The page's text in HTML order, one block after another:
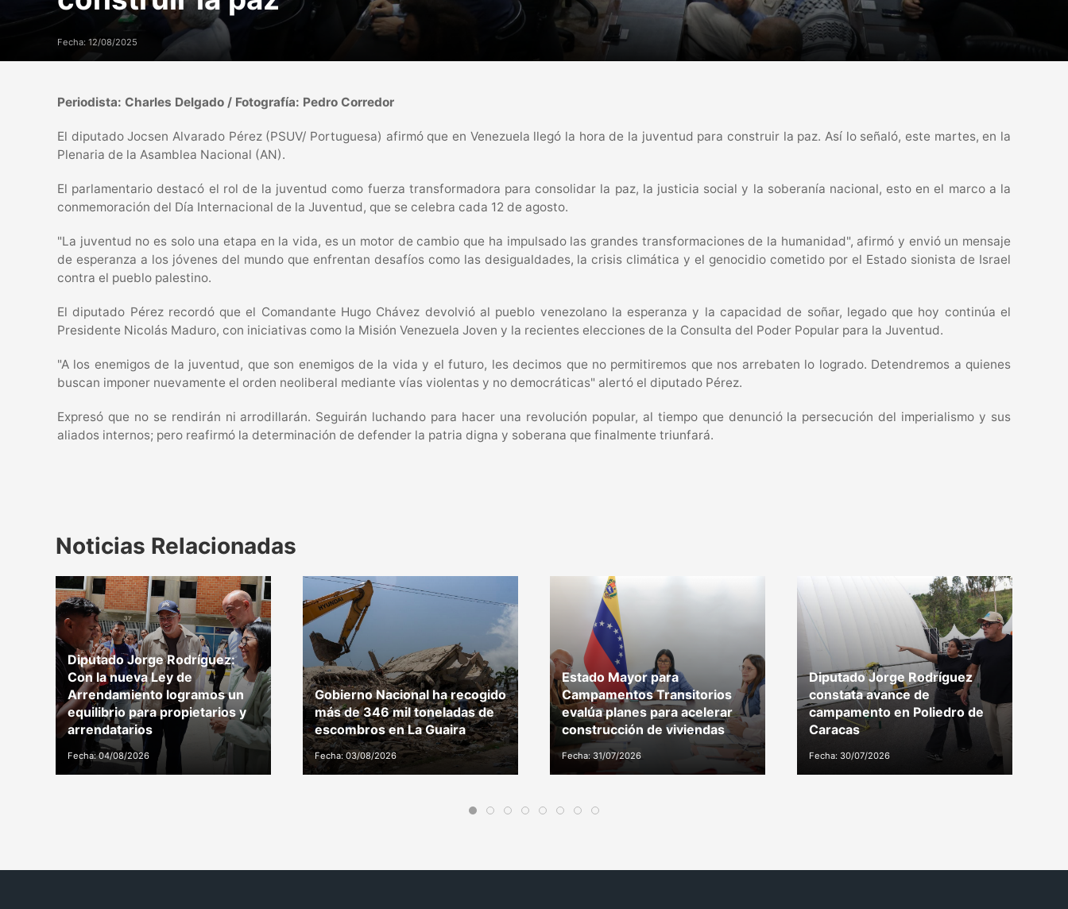
Fecha: 12/08/2025
Periodista: Charles Delgado / Fotografía: Pedro Corredor
El diputado Jocsen Alvarado Pérez (PSUV/ Portuguesa) afirmó que en Venezuela llegó la hora de la juventud para construir la paz. Así lo señaló, este martes, en la
Plenaria de la Asamblea Nacional (AN).
El parlamentario destacó el rol de la juventud como fuerza transformadora para consolidar la paz, la justicia social y la soberanía nacional, esto en el marco a la
conmemoración del Día Internacional de la Juventud, que se celebra cada 12 de agosto.
"La juventud no es solo una etapa en la vida, es un motor de cambio que ha impulsado las grandes transformaciones de la humanidad", afirmó y envió un mensaje
de esperanza a los jóvenes del mundo que enfrentan desafíos como las desigualdades, la crisis climática y el genocidio cometido por el Estado sionista de Israel
contra el pueblo palestino.
El diputado Pérez recordó que el Comandante Hugo Chávez devolvió al pueblo venezolano la esperanza y la capacidad de soñar, legado que hoy continúa el
Presidente Nicolás Maduro, con iniciativas como la Misión Venezuela Joven y la recientes elecciones de la Consulta del Poder Popular para la Juventud.
"A los enemigos de la juventud, que son enemigos de la vida y el futuro, les decimos que no permitiremos que nos arrebaten lo logrado. Detendremos a quienes
buscan imponer nuevamente el orden neoliberal mediante vías violentas y no democráticas" alertó el diputado Pérez.
Expresó que no se rendirán ni arrodillarán. Seguirán luchando para hacer una revolución popular, al tiempo que denunció la persecución del imperialismo y sus
aliados internos; pero reafirmó la determinación de defender la patria digna y soberana que finalmente triunfará.
Noticias Relacionadas
Diputado Jorge Rodríguez:
Con la nueva Ley de
Arrendamiento logramos un
equilibrio para propietarios y
arrendatarios
Fecha: 04/08/2026
Gobierno Nacional ha recogido
más de 346 mil toneladas de
escombros en La Guaira
Fecha: 03/08/2026
Estado Mayor para
Campamentos Transitorios
evalúa planes para acelerar
construcción de viviendas
Fecha: 31/07/2026
Diputado Jorge Rodríguez
constata avance de
campamento en Poliedro de
Caracas
Fecha: 30/07/2026